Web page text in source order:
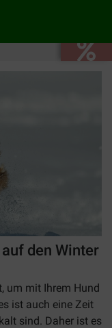
den Winter
um mit Ihrem Hund
ist auch eine Zeit
sind. Daher ist es